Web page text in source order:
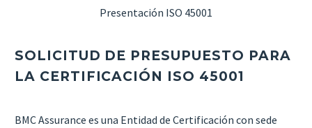
Presentación ISO 45001
SOLICITUD DE PRESUPUESTO PARA
LA CERTIFICACIÓN ISO 45001
BMC Assurance es una Entidad de Certificación con sede